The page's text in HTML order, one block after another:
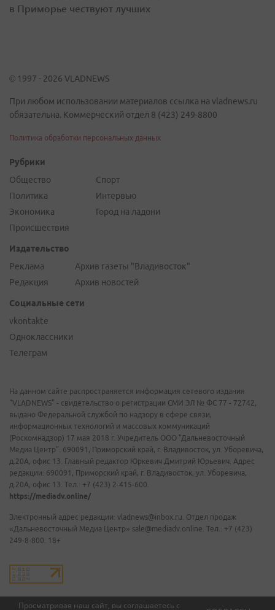
Просматривая наш сайт, вы соглашаетесь с
в Приморье чествуют лучших
© 1997 - 2026 VLADNEWS
При любом использовании материалов ссылка на vladnews.ru
обязательна. Коммерческий отдел 8 (423) 249-8800
Политика обработки персональных данных
Рубрики
Общество
Политика
Экономика
Происшествия
Спорт
Интервью
Город на ладони
Издательство
Реклама
Редакция
Архив газеты "Владивосток"
Архив новостей
Социальные сети
vkontakte
Одноклассники
Телеграм
На данном сайте распространяется информация сетевого издания
"VLADNEWS" - свидетельство о регистрации СМИ ЭЛ № ФС 77 - 72742,
выдано Федеральной службой по надзору в сфере связи,
информационных технологий и массовых коммуникаций
(Роскомнадзор) 17 мая 2018 г. Учредитель ООО "Дальневосточный
Медиа Центр". 690091, Приморский край, г. Владивосток, ул. Уборевича,
д.20А, офис 13. Главный редактор Юркевич Дмитрий Юрьевич. Адрес
редакции: 690091, Приморский край, г. Владивосток, ул. Уборевича,
д.20А, офис 13. Тел.: +7 (423) 2-415-600.
https://mediadv.online/
Электронный адрес редакции: vladnews@inbox.ru. Отдел продаж
«Дальневосточный Медиа Центр» sale@mediadv.online. Тел.: +7 (423)
249-8-800. 18+